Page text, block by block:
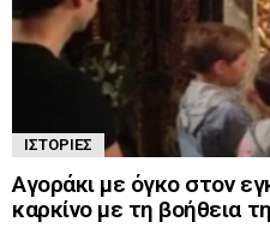
ΙΣΤΟΡΊΕΣ
Αγοράκι με όγκο στον
καρκίνο με τη βοήθεια